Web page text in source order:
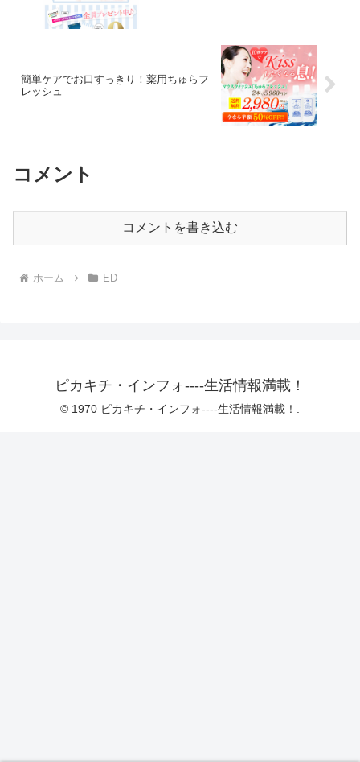
簡単ケアでお口すっきり！薬用ちゅらフ
レッシュ
コメント
コメントを書き込む
ホーム ED
ピカキチ・インフォ----生活情報満載！
© 1970 ピカキチ・インフォ----生活情報満載！.